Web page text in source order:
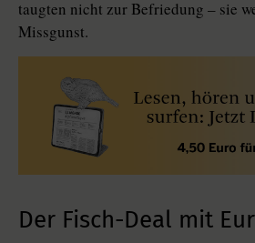
taugten nicht zur Befriedung – sie
Missgunst.
Der Fisch-Deal mit